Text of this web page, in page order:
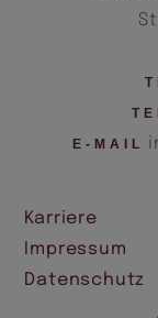
E-MAIL
Karriere
Impressum
Datenschutz